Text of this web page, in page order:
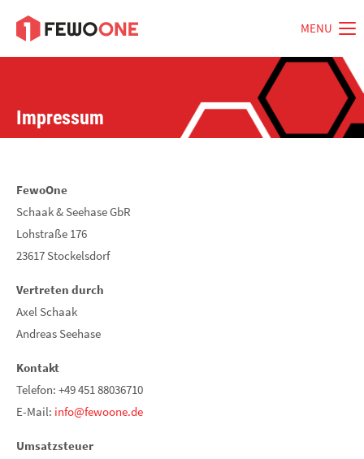
MENU
Impressum
FewoOne
Schaak & Seehase GbR
Lohstraße 176
23617 Stockelsdorf
Vertreten durch
Axel Schaak
Andreas Seehase
Kontakt
Telefon: +49 451 88036710
E-Mail: info@fewoone.de
Umsatzsteuer